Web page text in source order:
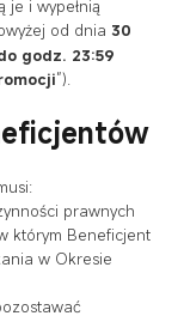
je i wypełnią
od dnia 30
godz. 23:59
”).
prawnych
którym Beneficjent
w Okresie